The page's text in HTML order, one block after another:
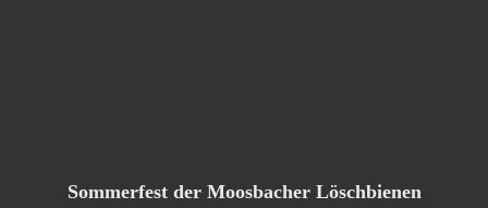
Sommerfest der Moosbacher Löschbienen